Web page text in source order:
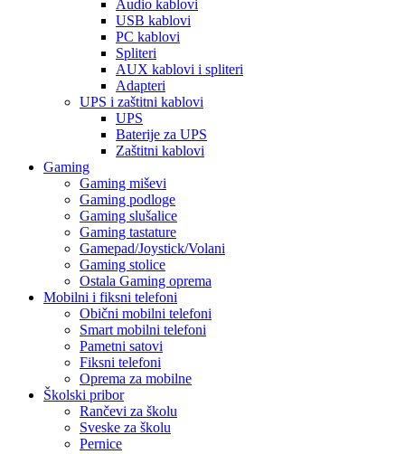
Audio kablovi
USB kablovi
PC kablovi
Spliteri
AUX kablovi i spliteri
Adapteri
UPS i zaštitni kablovi
UPS
Baterije za UPS
Zaštitni kablovi
Gaming
Gaming miševi
Gaming podloge
Gaming slušalice
Gaming tastature
Gamepad/Joystick/Volani
Gaming stolice
Ostala Gaming oprema
Mobilni i fiksni telefoni
Obični mobilni telefoni
Smart mobilni telefoni
Pametni satovi
Fiksni telefoni
Oprema za mobilne
Školski pribor
Rančevi za školu
Sveske za školu
Pernice